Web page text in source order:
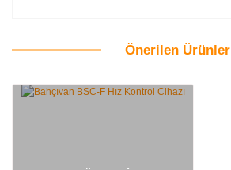
Önerilen Ürünler